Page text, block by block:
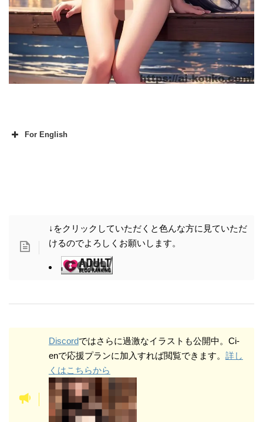
For English
new pixiv account. I laugh at the l
e of the blatant lack of followers.
ke works on pixv, and I've been tr
r a while now, but it's not easy wit
h this model. To be precise, it is b
ecause I can make landscape illu
strations themselves, but when I c
ombine them with human figures,
↓をクリックしていただくと色んな方に見ていただ
けるのでよろしくお願いします。
Discordではさらに過激なイラストも公開中。Ci-
enで応援プランに加入すれば閲覧できます。 詳し
くはこちらから